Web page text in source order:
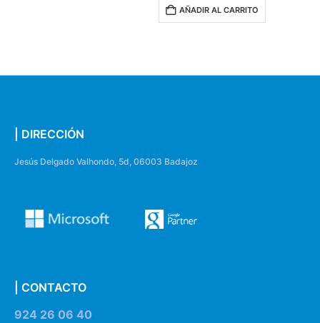
AÑADIR AL CARRITO
| DIRECCIÓN
Jesús Delgado Valhondo, 5d, 06003 Badajoz
| CONTACTO
924 26 06 40